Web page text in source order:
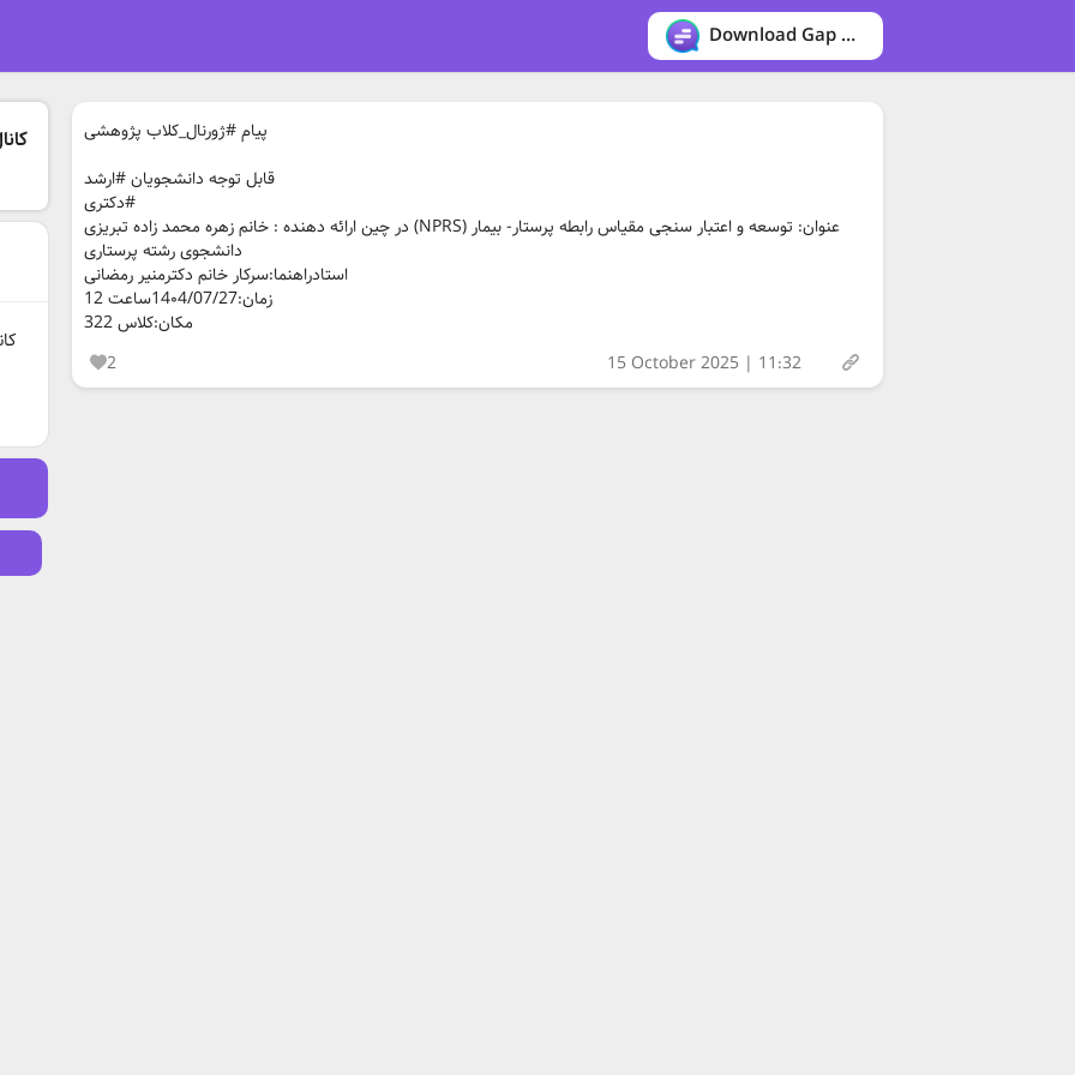
Download Gap messenger
پیام #ژورنال_کلاب پژوهشی
قابل توجه دانشجویان #ارشد
#دکتری
عنوان: توسعه و اعتبار سنجی مقیاس رابطه پرستار- بیمار (NPRS) در چین ارائه دهنده : خانم زهره محمد زاده تبریزی
دانشجوی رشته پرستاری
استادراهنما:سرکار خانم دکترمنیر رمضانی
زمان:14۰4/07/27ساعت 12
مکان:کلاس 322
2
15 October 2025 | 11:32